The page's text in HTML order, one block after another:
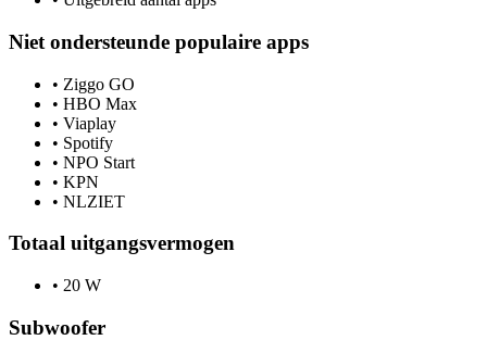
Niet ondersteunde populaire apps
• Ziggo GO
• HBO Max
• Viaplay
• Spotify
• NPO Start
• KPN
• NLZIET
Totaal uitgangsvermogen
• 20 W
Subwoofer